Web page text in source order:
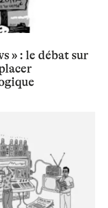
sur les faits ne peut
» : le débat sur